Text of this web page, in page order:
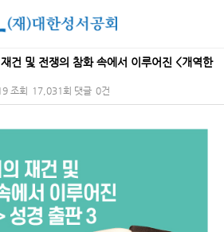
건 및 전쟁의 참화 속에서 이루어진 <개역한
조회 17,031회 댓글 0건